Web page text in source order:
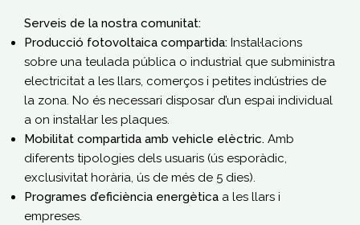
Serveis de la nostra comunitat:
Producció fotovoltaica compartida: Instal·lacions
sobre una teulada pública o industrial que subministra
electricitat a les llars, comerços i petites indústries de
la zona. No és necessari disposar d’un espai individual
a on instal·lar les plaques.
Mobilitat compartida amb vehicle elèctric. Amb
diferents tipologies dels usuaris (ús esporàdic,
exclusivitat horària, ús de més de 5 dies).
Programes d’eficiència energètica a les llars i
empreses.